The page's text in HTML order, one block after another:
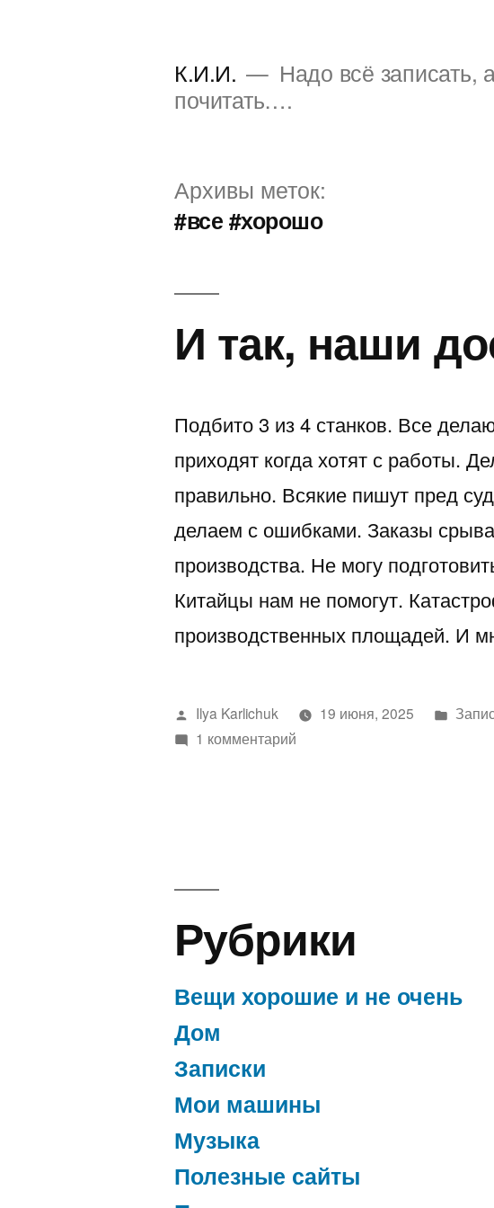
К.И.И.
Надо всё записать,
почитать….
Архивы меток:
#все #хорошо
И так, наши
Подбито 3 из 4 станков. Все
приходят когда хотят с работы.
правильно. Всякие пишут пред
делаем с ошибками. Заказы
производства. Не могу
Китайцы нам не помогут.
производственных площадей. И
Написано
автором
Ilya Karlichuk 19 июня, 2025
1 комментарий
Рубрики
Вещи хорошие и не очень
Дом
Записки
Мои машины
Музыка
Полезные сайты